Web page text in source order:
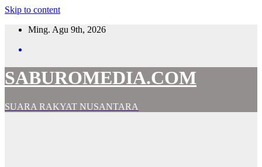
Skip to content
Ming. Agu 9th, 2026
SABUROMEDIA.COM
SUARA RAKYAT NUSANTARA